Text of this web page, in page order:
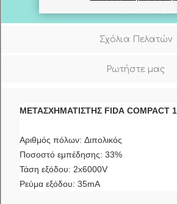
Σχόλια Πελατών
Ρωτήστε μας
ΜΕΤΑΣΧΗΜΑΤΙΣΤΗΣ FIDA COMPACT
Αριθμός πόλων: Διπολικός
Ποσοστό εμπέδησης: 33%
Τάση εξόδου: 2x6000V
Ρεύμα εξόδου: 35mA